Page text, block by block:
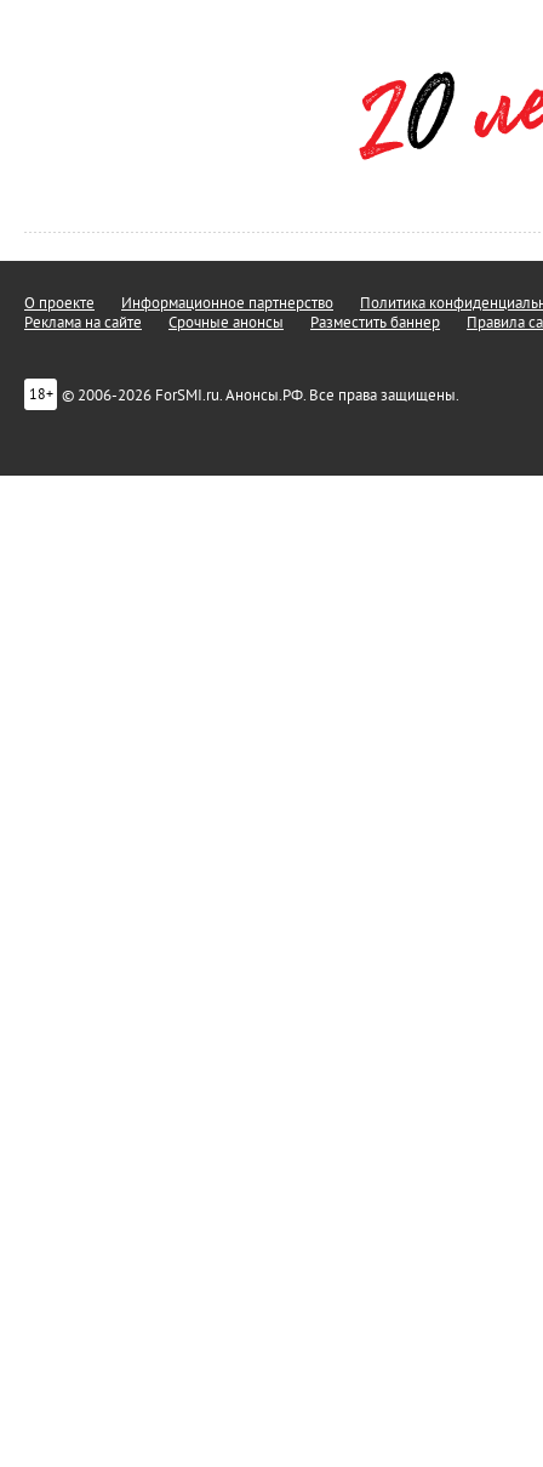
О проекте Информационное партнерство
Политика
Реклама на сайте
Срочные анонсы Разместить баннер Правила
18+ © 2006-2026 ForSMI.ru. Анонсы.РФ. Все права защищены.